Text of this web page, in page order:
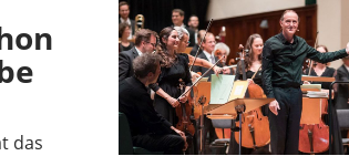
das